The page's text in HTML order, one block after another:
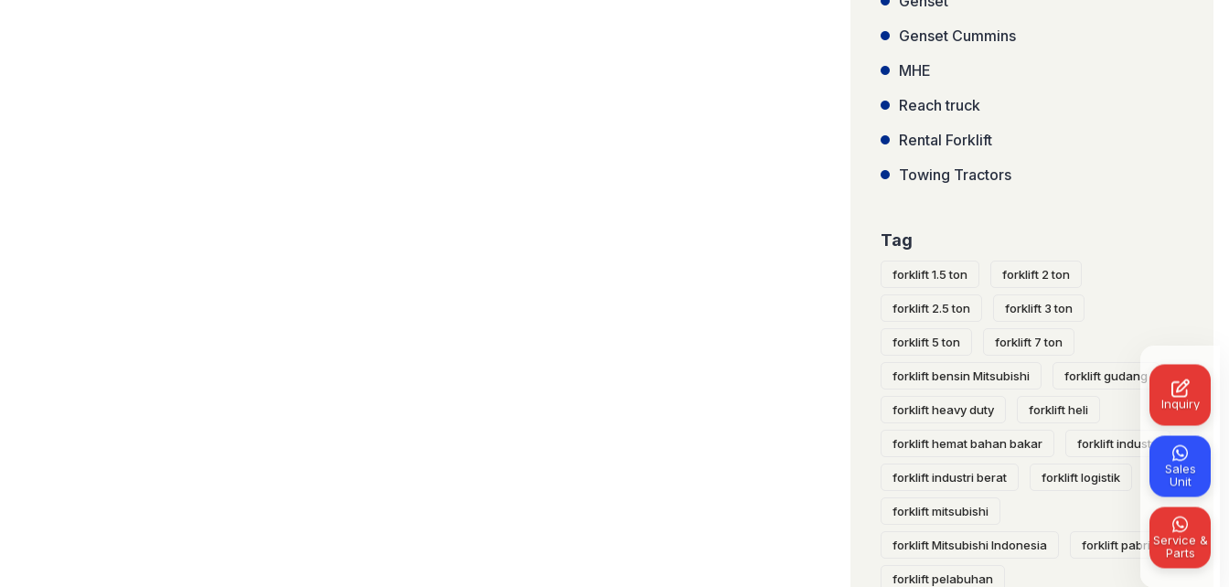
Genset Cummins
MHE
Reach truck
Rental Forklift
Towing Tractors
Tag
forklift 1.5 ton forklift 2 ton
forklift 2.5 ton forklift 3 ton
forklift 5 ton forklift 7 ton
forklift bensin Mitsubishi forklift gudang
forklift heavy duty forklift heli
forklift hemat bahan bakar forklift industri
forklift industri berat forklift logistik
forklift mitsubishi
forklift Mitsubishi Indonesia forklift pabrik
forklift pelabuhan
Inquiry
Sales
Unit
Service &
Parts